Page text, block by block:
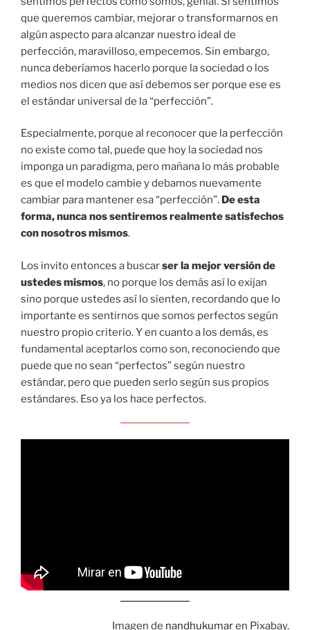
que queremos cambiar, mejorar o transformarnos en
algún aspecto para alcanzar nuestro ideal de
perfección, maravilloso, empecemos. Sin embargo,
nunca deberíamos hacerlo porque la sociedad o los
medios nos dicen que así debemos ser porque ese es
el estándar universal de la “perfección”.
Especialmente, porque al reconocer que la perfección
no existe como tal, puede que hoy la sociedad nos
imponga un paradigma, pero mañana lo más probable
es que el modelo cambie y debamos nuevamente
cambiar para mantener esa “perfección”. De esta
forma, nunca nos sentiremos realmente satisfechos
con nosotros mismos.
Los invito entonces a buscarser la mejor versión de
ustedes mismos, no porque los demás así lo exijan
sino porque ustedes así lo sienten, recordando que lo
importante es sentirnos que somos perfectos según
nuestro propio criterio. Y en cuanto a los demás, es
fundamental aceptarlos como son, reconociendo que
puede que no sean “perfectos” según nuestro
estándar, pero que pueden serlo según sus propios
estándares. Eso ya los hace perfectos.
Imagen de nandhukumaren Pixabay.